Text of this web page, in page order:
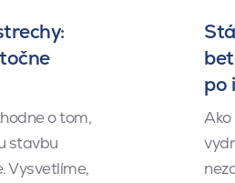
o tom,
stavbu
Vysvetlíme,
po